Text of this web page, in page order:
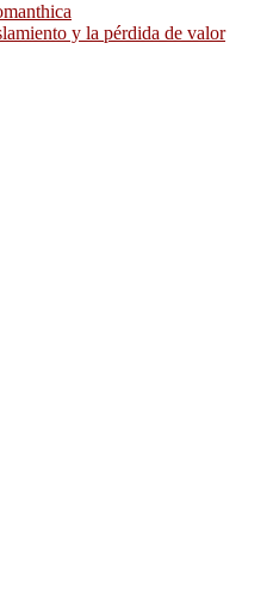
y la pérdida de valor